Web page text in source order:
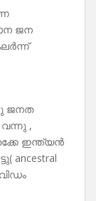
ജന
ജനത
,
ഇന്ത്യൻ
ancestral